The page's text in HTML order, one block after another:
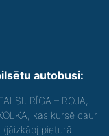
autobusi:
RĪGA – ROJA,
kas kursē caur
(jāizkāpj pieturā